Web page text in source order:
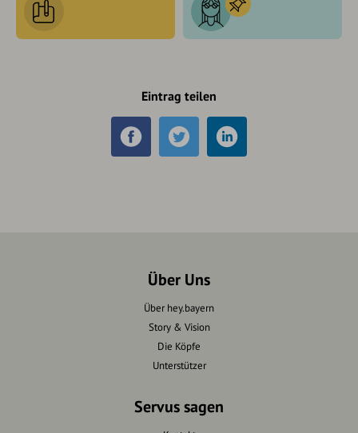
Eintrag teilen
Über Uns
Über hey.bayern
Story & Vision
Die Köpfe
Unterstützer
Servus sagen